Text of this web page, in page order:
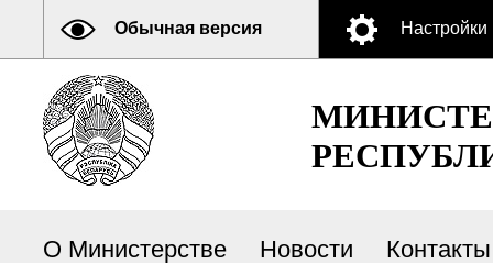
Обычная версия Настройки
О Министерстве Новости
Контакты